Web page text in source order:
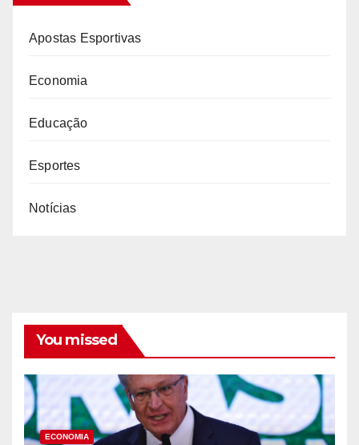
Apostas Esportivas
Economia
Educação
Esportes
Notícias
You missed
ECONOMIA